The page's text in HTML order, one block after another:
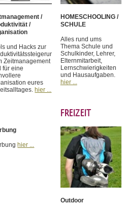
/
/
und Hacks zur
Zeitmanagement
für eine
eures
hier ...
HOMESCHOOLING /
SCHULE
Alles rund ums
Thema Schule und
Schulkinder, Lehrer,
Elternmitarbeit,
Lernschwierigkeiten
und Hausaufgaben.
hier ...
hier ...
FREIZEIT
Outdoor